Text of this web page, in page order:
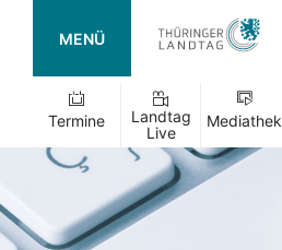
MENÜ
Termine
Landtag
Live
Mediathek